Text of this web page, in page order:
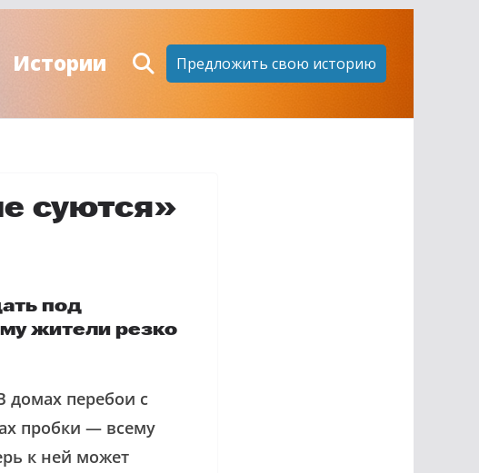
Истории Предложить свою историю
суются»
под
жители резко
домах перебои с
пробки — всему
к ней может